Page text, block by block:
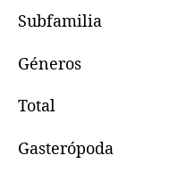
Subfamilia
Géneros
Total
Gasterópoda